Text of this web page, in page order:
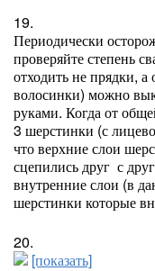
19.
Периодически
проверяйте степень
отходить не прядки,
волосинки) можно
руками. Когда от
3 шерстинки (с
что верхние слои
сцепились друг с
внутренние слои (в
шерстинки которые
20.
[показать]